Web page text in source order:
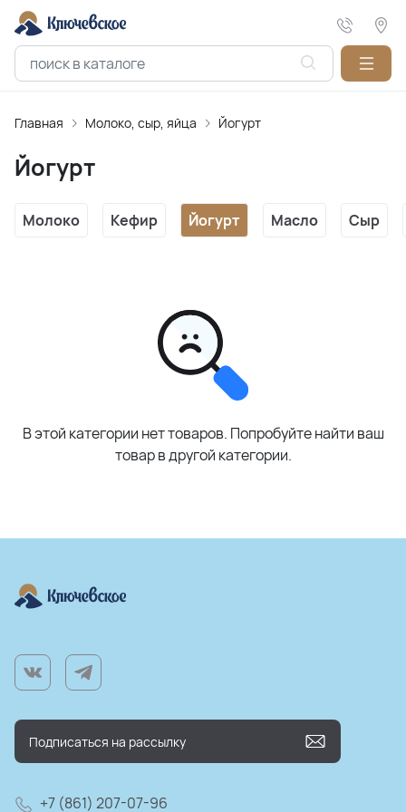
Главная Молоко, сыр, яйца Йогурт
Йогурт
Молоко Кефир Йогурт Масло Сыр
В этой категории нет товаров. Попробуйте найти ваш
товар в другой категории.
+7 (861) 207-07-96